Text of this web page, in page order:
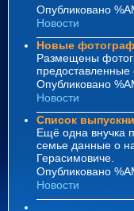
Опубликовано
Новости
Новые
Размещены
Опубликовано
Новости
Список
Ещё одна внучка
семье данные о
Герасимовиче.
Опубликовано
Новости